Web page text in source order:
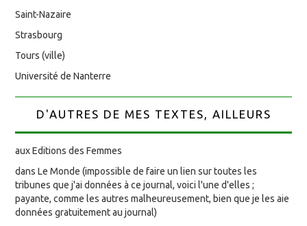
Saint-Nazaire
Strasbourg
Tours (ville)
Université de Nanterre
D'AUTRES DE MES TEXTES, AILLEURS
aux Editions des Femmes
dans Le Monde (impossible de faire un lien sur toutes les
tribunes que j'ai données à ce journal, voici l'une d'elles ;
payante, comme les autres malheureusement, bien que je les aie
données gratuitement au journal)